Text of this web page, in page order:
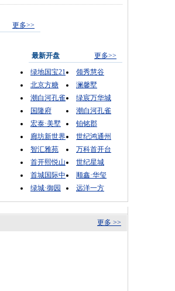
更多>>
最新开盘
更多>>
绿地国宝21
领秀慧谷
北京方糖
澜馨墅
潮白河孔雀
绿宸万华城
国隆府
潮白河孔雀
宏泰·美墅
铂铭郡
廊坊新世界
世纪鸿通州
智汇雅苑
万科首开台
首开熙悦山
世纪星城
首城国际中
顺鑫·华玺
绿城·御园
远洋一方
更多 >>